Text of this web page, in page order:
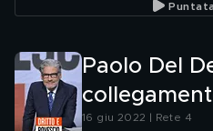
Paolo Del
16 giu 2022 | Rete 4